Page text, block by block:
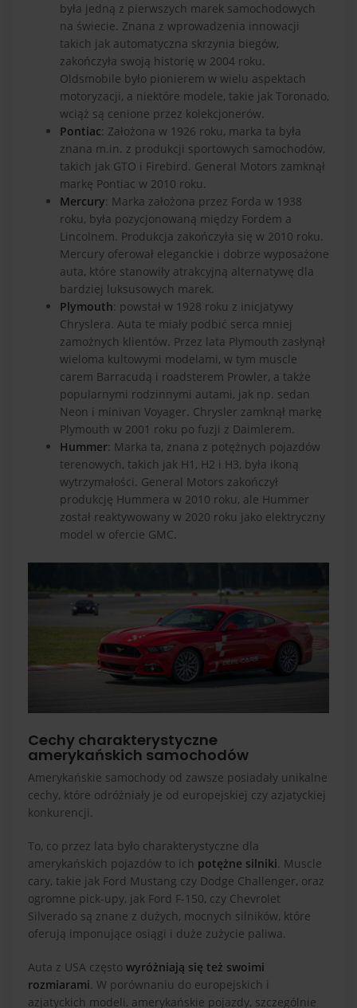
była jedną z pierwszych marek samochodowych
na świecie. Znana z wprowadzenia innowacji
takich jak automatyczna skrzynia biegów,
zakończyła swoją historię w 2004 roku.
Oldsmobile było pionierem w wielu aspektach
motoryzacji, a niektóre modele, takie jak Toronado,
wciąż są cenione przez kolekcjonerów.
Pontiac: Założona w 1926 roku, marka ta była
znana m.in. z produkcji sportowych samochodów,
takich jak GTO i Firebird. General Motors zamknął
markę Pontiac w 2010 roku.
Mercury: Marka założona przez Forda w 1938
roku, była pozycjonowaną między Fordem a
Lincolnem. Produkcja zakończyła się w 2010 roku.
Mercury oferował eleganckie i dobrze wyposażone
auta, które stanowiły atrakcyjną alternatywę dla
bardziej luksusowych marek.
Plymouth: powstał w 1928 roku z inicjatywy
Chryslera. Auta te miały podbić serca mniej
zamożnych klientów. Przez lata Plymouth zasłynął
wieloma kultowymi modelami, w tym muscle
carem Barracudą i roadsterem Prowler, a także
popularnymi rodzinnymi autami, jak np. sedan
Neon i minivan Voyager. Chrysler zamknął markę
Plymouth w 2001 roku po fuzji z Daimlerem.
Hummer: Marka ta, znana z potężnych pojazdów
terenowych, takich jak H1, H2 i H3, była ikoną
wytrzymałości. General Motors zakończył
produkcję Hummera w 2010 roku, ale Hummer
został reaktywowany w 2020 roku jako elektryczny
model w ofercie GMC.
Cechy charakterystyczne
amerykańskich samochodów
Amerykańskie samochody od zawsze posiadały unikalne
cechy, które odróżniały je od europejskiej czy azjatyckiej
konkurencji.
To, co przez lata było charakterystyczne dla
amerykańskich pojazdów to ich potężne silniki. Muscle
cary, takie jak Ford Mustang czy Dodge Challenger, oraz
ogromne pick-upy, jak Ford F-150, czy Chevrolet
Silverado są znane z dużych, mocnych silników, które
oferują imponujące osiągi i duże zużycie paliwa.
Auta z USA często wyróżniają się też swoimi
rozmiarami. W porównaniu do europejskich i
azjatyckich modeli, amerykańskie pojazdy, szczególnie